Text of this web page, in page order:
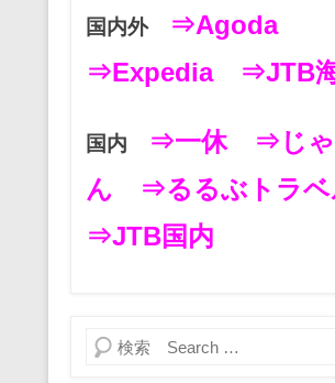
国内外
⇒Agoda
⇒Expedia
⇒JTB
国内 ⇒一休
⇒じ
ん
⇒るるぶトラベ
⇒JTB国内
検索